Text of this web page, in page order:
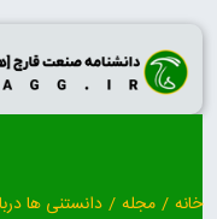
Skip
content
خانه / مجله / دانستنی ها